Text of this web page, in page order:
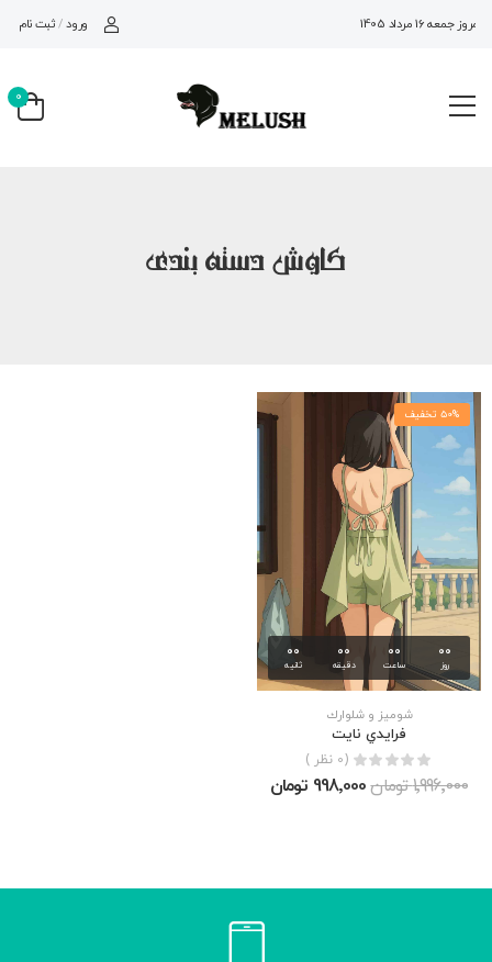
امروز جمعه 16 مرداد 1405 ورود / ثبت نام
0
کاوش دسته بندی
00
روز
00
ساعت
00
دقیقه
00
ثانیه
50% تخفیف
شوميز و شلوارك
فرايدي نايت
(0 نظر )
1٬996٬000 تومان 998٬000 تومان